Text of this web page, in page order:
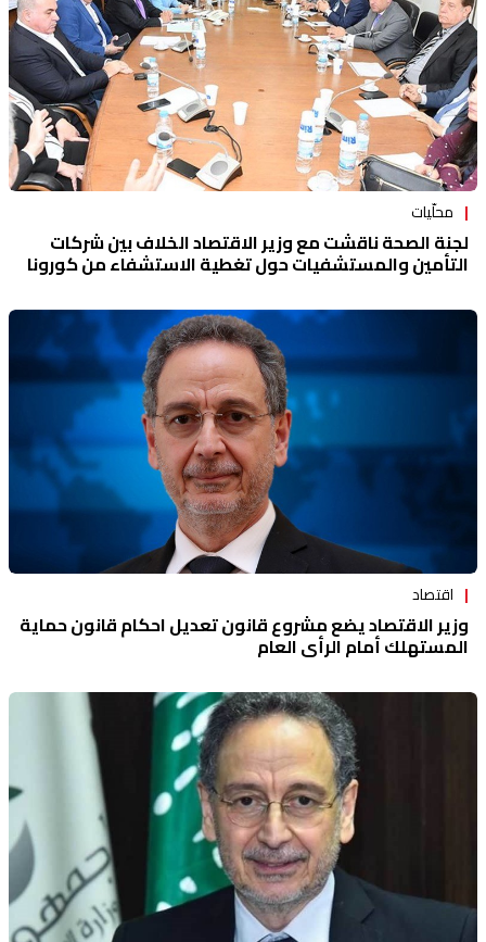
محلّيات
لجنة الصحة ناقشت مع وزير الاقتصاد الخلاف بين شركات
التأمين والمستشفيات حول تغطية الاستشفاء من كورونا
اقتصاد
وزير الاقتصاد يضع مشروع قانون تعديل احكام قانون حماية
المستهلك أمام الرأي العام